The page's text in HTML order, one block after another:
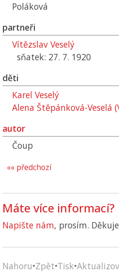
Poláková
partneři
Vítězslav Veselý
sňatek: 27. 7. 1920
děti
Karel Veselý
Alena Štěpánková-Veselá
autor
Čoup
«« předchozí
Máte více informací?
Napište nám, prosím.
Nahoru•Zpět•Tisk•